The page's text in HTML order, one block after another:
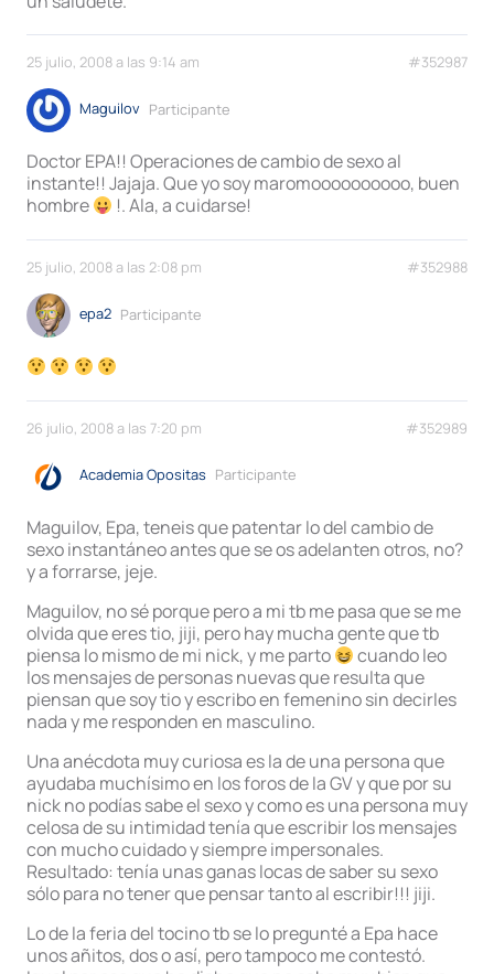
25 julio, 2008 a las 9:14 am #352987
Maguilov Participante
Doctor EPA!! Operaciones de cambio de sexo al
instante!! Jajaja. Que yo soy maromoooooooooo, buen
hombre
!. Ala, a cuidarse!
25 julio, 2008 a las 2:08 pm #352988
epa2 Participante
26 julio, 2008 a las 7:20 pm #352989
Academia Opositas Participante
Maguilov, Epa, teneis que patentar lo del cambio de
sexo instantáneo antes que se os adelanten otros, no?
y a forrarse, jeje.
Maguilov, no sé porque pero a mi tb me pasa que se me
olvida que eres tio, jiji, pero hay mucha gente que tb
piensa lo mismo de mi nick, y me parto
cuando leo
los mensajes de personas nuevas que resulta que
piensan que soy tio y escribo en femenino sin decirles
nada y me responden en masculino.
Una anécdota muy curiosa es la de una persona que
ayudaba muchísimo en los foros de la GV y que por su
nick no podías sabe el sexo y como es una persona muy
celosa de su intimidad tenía que escribir los mensajes
con mucho cuidado y siempre impersonales.
Resultado: tenía unas ganas locas de saber su sexo
sólo para no tener que pensar tanto al escribir!!! jiji.
Lo de la feria del tocino tb se lo pregunté a Epa hace
unos añitos, dos o así, pero tampoco me contestó.